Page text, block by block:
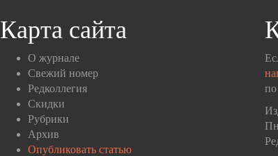
Карта сайта
О журнале
Свежий номер
Редколлегия
Скидки
Рубрики
Архив
Опубликовать статью
по